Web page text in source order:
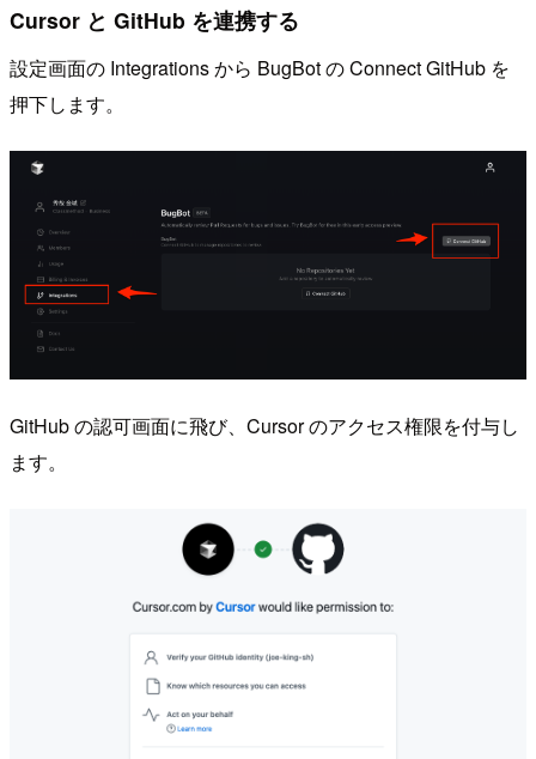
Cursor と GitHub を連携する
設定画面の Integrations から BugBot の Connect GitHub を
押下します。
GitHub の認可画面に飛び、Cursor のアクセス権限を付与し
ます。